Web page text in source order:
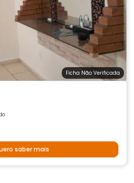
Ficha Não Verificada
saber mais